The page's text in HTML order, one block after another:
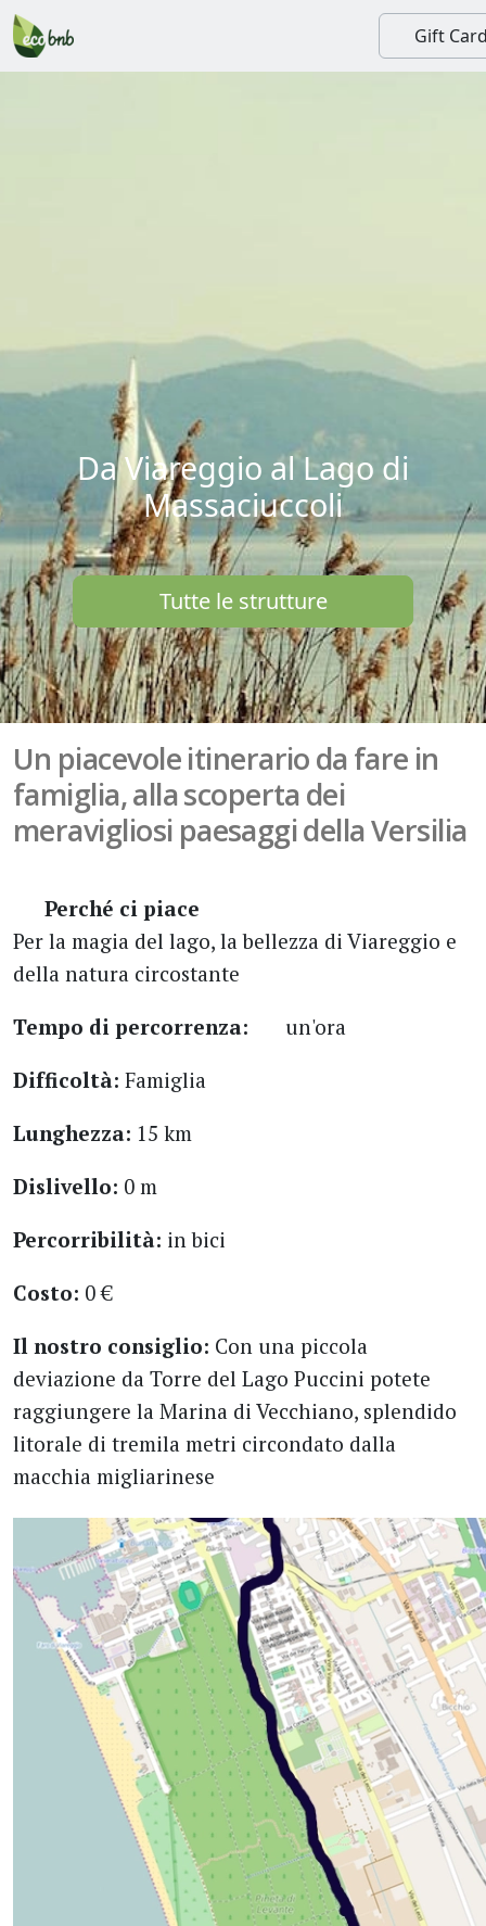
Gift
Da Viareggio al Lago di
Massaciuccoli
Tutte le strutture
Un piacevole itinerario da fare in
famiglia, alla scoperta dei
meravigliosi paesaggi della Versilia
Perché ci piace
Per la magia del lago, la bellezza di Viareggio e
della natura circostante
Tempo di percorrenza:
un'ora
Difficoltà: Famiglia
Lunghezza: 15 km
Dislivello: 0 m
Percorribilità: in bici
Costo: 0 €
Il nostro consiglio: Con una piccola
deviazione da Torre del Lago Puccini potete
raggiungere la Marina di Vecchiano, splendido
litorale di tremila metri circondato dalla
macchia migliarinese